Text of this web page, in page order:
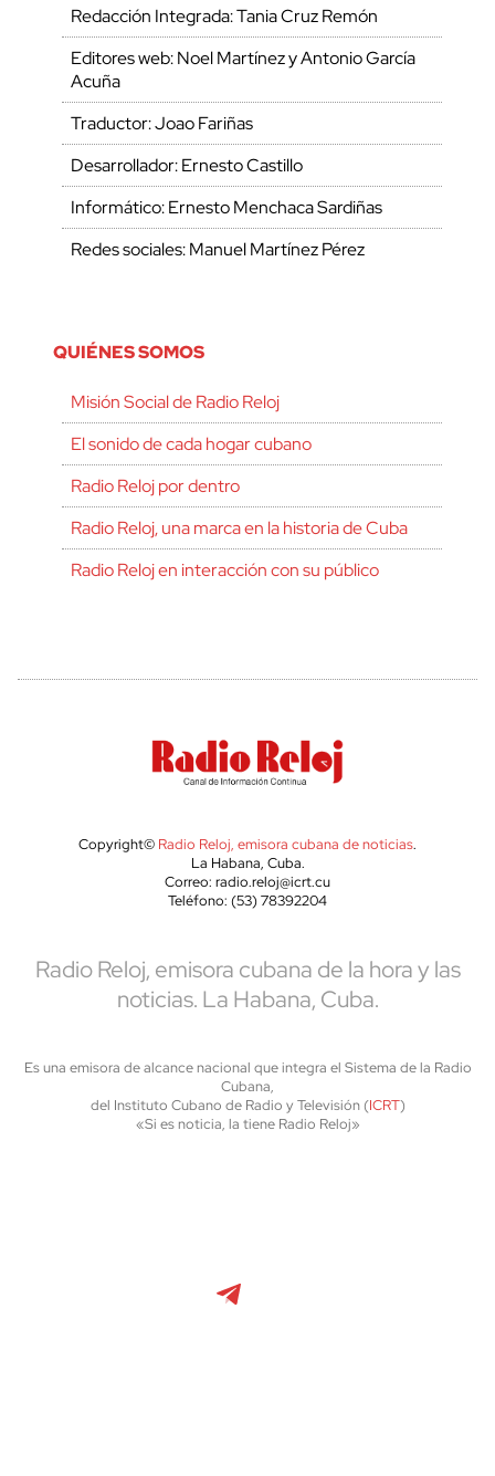
Redacción Integrada: Tania Cruz Remón
Editores web: Noel Martínez y Antonio García
Acuña
Traductor: Joao Fariñas
Desarrollador: Ernesto Castillo
Informático: Ernesto Menchaca Sardiñas
Redes sociales: Manuel Martínez Pérez
QUIÉNES SOMOS
Misión Social de Radio Reloj
El sonido de cada hogar cubano
Radio Reloj por dentro
Radio Reloj, una marca en la historia de Cuba
Radio Reloj en interacción con su público
Copyright© Radio Reloj, emisora cubana de noticias.
La Habana, Cuba.
Correo: radio.reloj@icrt.cu
Teléfono: (53) 78392204
Radio Reloj, emisora cubana de la hora y las
noticias. La Habana, Cuba.
Es una emisora de alcance nacional que integra el Sistema de la Radio
Cubana,
del Instituto Cubano de Radio y Televisión (ICRT)
«Si es noticia, la tiene Radio Reloj»